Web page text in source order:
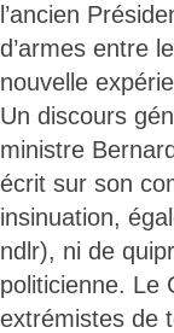
l’ancien
d’armes entre
nouvelle
Un discours
ministre
écrit sur son
insinuation,
ndlr), ni de
politicienne. Le
extrémistes de